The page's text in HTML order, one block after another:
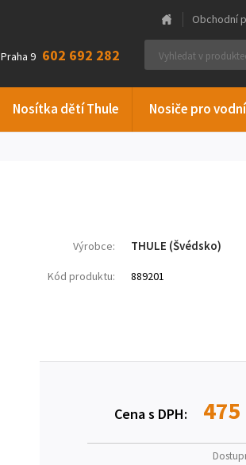
Praha 9 602 692 282
Nosítka dětí Thule Nosiče pro
Obchodní
Výrobce: THULE (Švédsko)
Kód produktu: 889201
Cena s DPH: